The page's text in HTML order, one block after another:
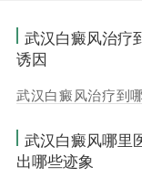
武汉白癜风治疗
诱因
武汉白癜风治疗到
武汉白癜风哪里
出哪些迹象